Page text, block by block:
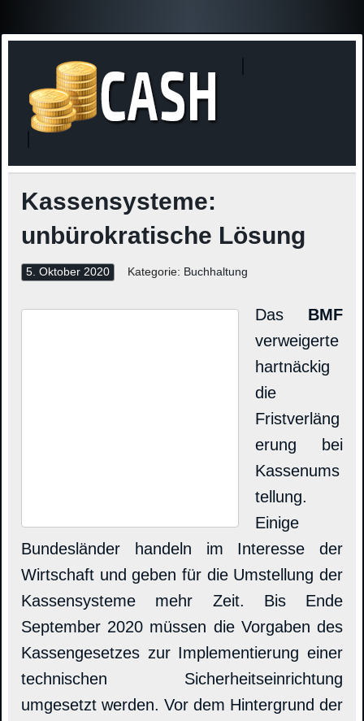
Kassensysteme:
unbürokratische Lösung
5. Oktober 2020 Kategorie: Buchhaltung
Das BMF
verweigerte
hartnäckig
die
Fristverläng
erung bei
Kassenums
tellung.
Einige
Bundesländer handeln im Interesse der
Wirtschaft und geben für die Umstellung der
Kassensysteme mehr Zeit. Bis Ende
September 2020 müssen die Vorgaben des
Kassengesetzes zur Implementierung einer
technischen Sicherheitseinrichtung
umgesetzt werden. Vor dem Hintergrund der